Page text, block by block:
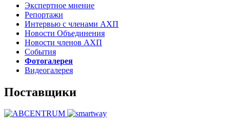
Экспертное мнение
Репортажи
Интервью с членами АХП
Новости Объединения
Новости членов АХП
События
Фотогалерея
Видеогалерея
Поставщики